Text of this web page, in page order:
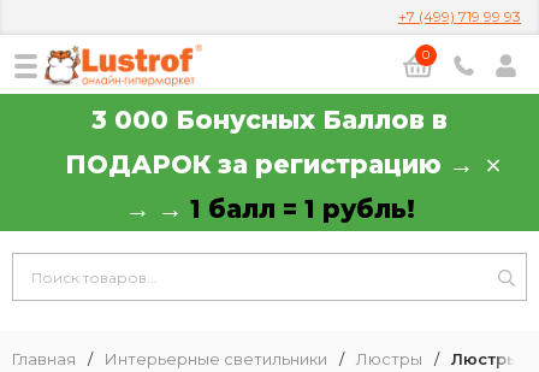
+7 (499) 719 99 93
0
3 000 Бонусных Баллов в
ПОДАРОК за регистрацию →
→ → 1 балл = 1 рубль!
Главная / Интерьерные светильники / Люстры / Люстры